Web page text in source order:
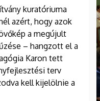
kuratóriuma
azért, hogy azok
a megújult
– hangzott el a
Karon tett
terv
kell kijelölnie a